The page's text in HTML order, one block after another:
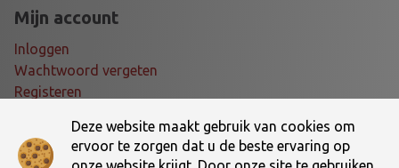
Deze website maakt gebruik van cookies om
ervoor te zorgen dat u de beste ervaring op
Mijn account
Inloggen
Wachtwoord vergeten
Registeren
Voorwaarden